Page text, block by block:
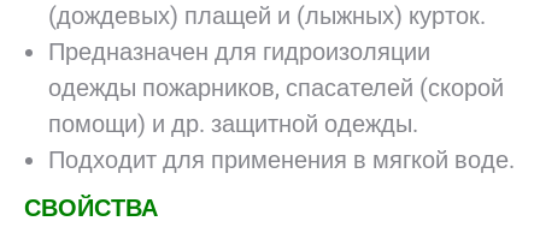
(дождевых) плащей и (лыжных) курток.
Предназначен для гидроизоляции
одежды пожарников, спасателей (скорой
помощи) и др. защитной одежды.
Подходит для применения в мягкой воде.
СВОЙСТВА